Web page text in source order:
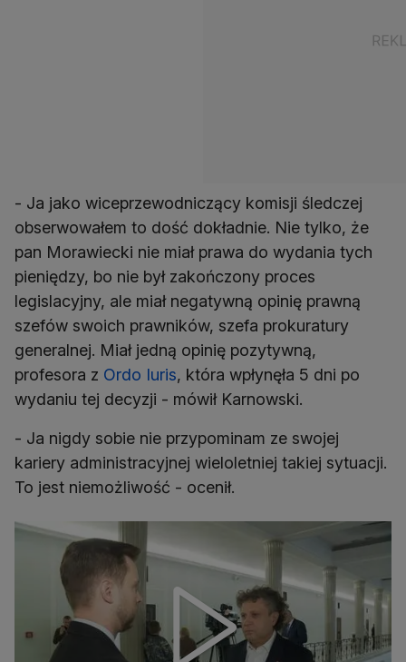
- Ja jako wiceprzewodniczący komisji śledczej
obserwowałem to dość dokładnie. Nie tylko, że
pan Morawiecki nie miał prawa do wydania tych
pieniędzy, bo nie był zakończony proces
legislacyjny, ale miał negatywną opinię prawną
szefów swoich prawników, szefa prokuratury
generalnej. Miał jedną opinię pozytywną,
profesora z Ordo Iuris, która wpłynęła 5 dni po
wydaniu tej decyzji - mówił Karnowski.
- Ja nigdy sobie nie przypominam ze swojej
kariery administracyjnej wieloletniej takiej sytuacji.
To jest niemożliwość - ocenił.